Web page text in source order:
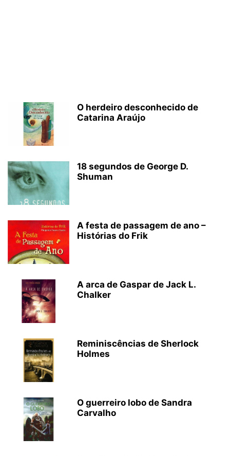
O herdeiro desconhecido de
Catarina Araújo
18 segundos de George D.
Shuman
A festa de passagem de ano –
Histórias do Frik
A arca de Gaspar de Jack L.
Chalker
Reminiscências de Sherlock
Holmes
O guerreiro lobo de Sandra
Carvalho